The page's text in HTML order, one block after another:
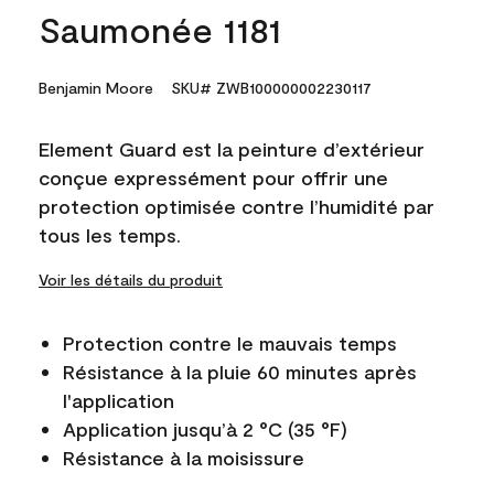
Saumonée 1181
Benjamin Moore SKU# ZWB100000002230117
Element Guard est la peinture d’extérieur
conçue expressément pour offrir une
protection optimisée contre l’humidité par
tous les temps.
Voir les détails du produit
Protection contre le mauvais temps
Résistance à la pluie 60 minutes après
l'application
Application jusqu’à 2 °C (35 °F)
Résistance à la moisissure